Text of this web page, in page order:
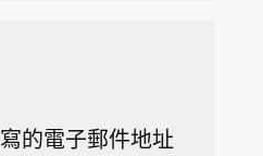
的電子郵件地址